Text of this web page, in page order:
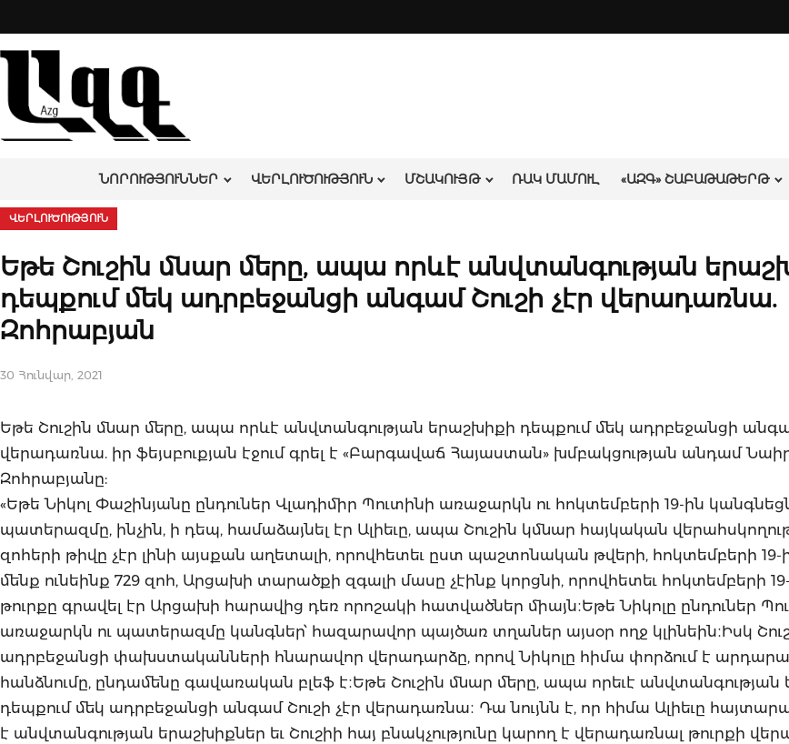
to
content
ՆՈՐՈՒԹՅՈՒՆՆԵՐ ՎԵՐԼՈՒԾՈՒԹՅՈՒՆ ՄՇԱԿՈՒՅԹ ՌԱԿ ՄԱՄՈՒԼ «ԱԶԳ» ՇԱԲԱԹԱԹԵՐԹ
ՎԵՐԼՈՒԾՈՒԹՅՈՒՆ
Եթե Շուշին մնար մերը, ապա որևէ անվտանգության
դեպքում մեկ ադրբեջանցի անգամ Շուշի չէր վերադառնա.
Զոհրաբյան
30 Հունվար, 2021
Եթե Շուշին մնար մերը, ապա որևէ անվտանգության երաշխիքի դեպքում մեկ ադրբեջանցի
վերադառնա. իր ֆեյսբուքյան էջում գրել է «Բարգավաճ Հայաստան» խմբակցության անդամ
Զոհրաբյանը:
«Եթե Նիկոլ Փաշինյանը ընդուներ Վլադիմիր Պուտինի առաջարկն ու հոկտեմբերի 19-ին
պատերազմը, ինչին, ի դեպ, համաձայնել էր Ալիեւը, ապա Շուշին կմնար հայկական
զոհերի թիվը չէր լինի այսքան աղետալի, որովհետեւ ըստ պաշտոնական թվերի, հոկտեմբերի 19-
մենք ունեինք 729 զոհ, Արցախի տարածքի զգալի մասը չէինք կորցնի, որովհետեւ հոկտեմբերի
թուրքը գրավել էր Արցախի հարավից դեռ որոշակի հատվածներ միայն։Եթե Նիկոլը ընդուներ
առաջարկն ու պատերազմը կանգներ՝ հազարավոր պայծառ տղաներ այսօր ողջ կլինեին։Իսկ
ադրբեջանցի փախստականների հնարավոր վերադարձը, որով Նիկոլը հիմա փորձում է
հանձնումը, ընդամենը գավառական բլեֆ է։Եթե Շուշին մնար մերը, ապա որեւէ անվտանգության
դեպքում մեկ ադրբեջանցի անգամ Շուշի չէր վերադառնա։ Դա նույնն է, որ հիմա Ալիեւը
է անվտանգության երաշխիքներ եւ Շուշիի հայ բնակչությունը կարող է վերադառնալ թուրքի